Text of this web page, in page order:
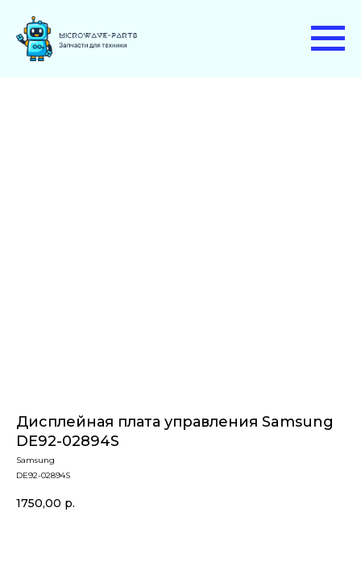
Дисплейная плата управления Samsung
DE92-02894S
Samsung
DE92-02894S
1750,00 р.